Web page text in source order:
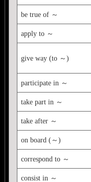
be true of ～
apply to ～
give way (to ～)
participate in ～
take part in ～
take after ～
on board (～)
correspond to ～
consist in ～